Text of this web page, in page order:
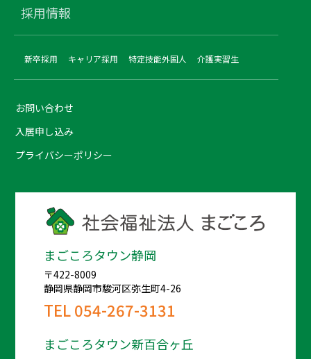
採用情報
新卒採用 キャリア採用 特定技能外国人 介護実習生
お問い合わせ
入居申し込み
プライバシーポリシー
まごころタウン静岡
〒422-8009
静岡県静岡市駿河区弥生町4-26
TEL054-267-3131
まごころタウン新百合ヶ丘